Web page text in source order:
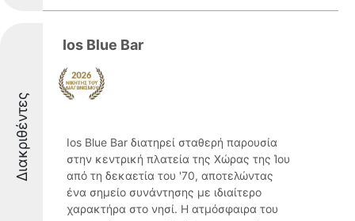
Διακριθέντες
Ios Blue Bar
Ios Blue Bar διατηρεί σταθερή παρουσία
στην κεντρική πλατεία της Χώρας της Ίου
από τη δεκαετία του '70, αποτελώντας
ένα σημείο συνάντησης με ιδιαίτερο
χαρακτήρα στο νησί. Η ατμόσφαιρα του